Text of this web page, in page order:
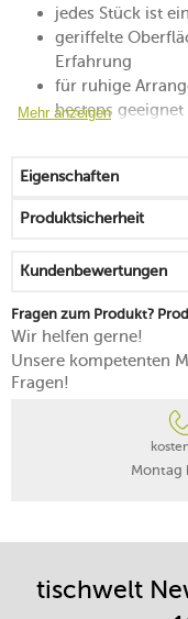
jedes Stück ist
geriffelte
Erfahrung
für ruhige
bestens geeignet
mit klarer
Handwäsche
Mehr anzeigen
Eigenschaften
Produktsicherheit
Kundenbewertungen
Fragen zum Produkt?
Wir helfen gerne!
Unsere kompetenten
Fragen!
Montag
tischwelt